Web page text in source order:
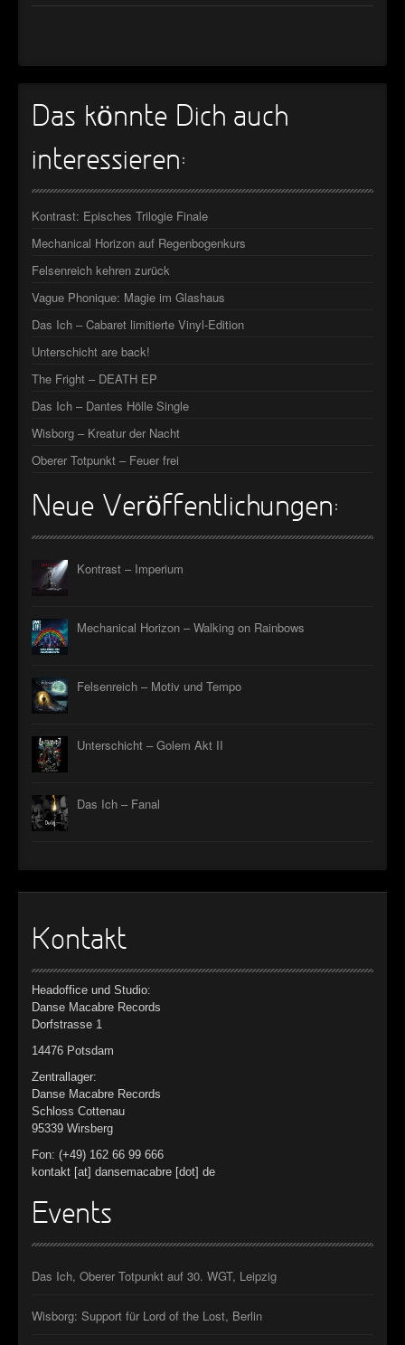
►
►
Das könnte Dich auch
interessieren:
Kontrast: Episches Trilogie Finale
Mechanical Horizon auf Regenbogenkurs
Felsenreich kehren zurück
Vague Phonique: Magie im Glashaus
Das Ich – Cabaret limitierte Vinyl-Edition
Unterschicht are back!
The Fright – DEATH EP
Das Ich – Dantes Hölle Single
Wisborg – Kreatur der Nacht
Oberer Totpunkt – Feuer frei
Neue Veröffentlichungen:
Kontrast – Imperium
Mechanical Horizon – Walking on Rainbows
Felsenreich – Motiv und Tempo
Unterschicht – Golem Akt II
Das Ich – Fanal
Kontakt
Headoffice und Studio:
Danse Macabre Records
Dorfstrasse 1
14476 Potsdam
Zentrallager:
Danse Macabre Records
Schloss Cottenau
95339 Wirsberg
Fon: (+49) 162 66 99 666
kontakt [at] dansemacabre [dot] de
Events
Das Ich, Oberer Totpunkt auf 30. WGT, Leipzig
Wisborg: Support für Lord of the Lost, Berlin